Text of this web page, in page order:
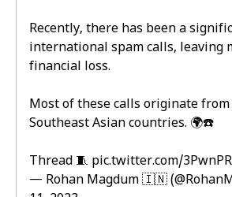
Recently, there has been a
international spam calls, leaving
financial loss.
Most of these calls originate
Southeast Asian countries. 🌍☎️
Thread 🧵 pic.twitter.com/
— Rohan Magdum 🇮🇳